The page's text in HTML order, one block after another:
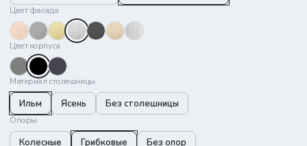
Цвет фасада
Цвет корпуса
Материал столешницы
Ильм Ясень Без столешницы
Опоры
Колесные Грибковые Без опор